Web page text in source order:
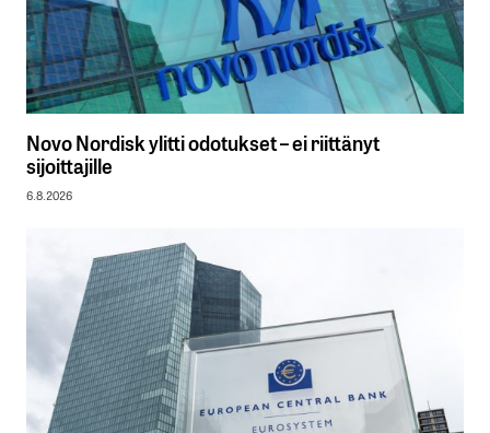
Novo Nordisk ylitti odotukset – ei riittänyt
sijoittajille
6.8.2026